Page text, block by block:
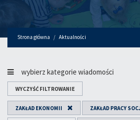
Strona główna Aktualności
wybierz kategorie wiadomości
WYCZYŚĆ FILTROWANIE
ZAKŁAD EKONOMII ZAKŁAD PRACY